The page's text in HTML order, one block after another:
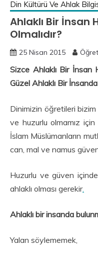
Din Kültürü Ve Ahlak
Ahlaklı Bir İnsan
Olmalıdır?
25 Nisan 2015
Sizce Ahlaklı Bir İnsan
Güzel Ahlaklı Bir
Dinimizin öğretileri
ve huzurlu olmamız için
İslam Müslümanların
can, mal ve namus
Huzurlu ve güven
ahlaklı olması gerekir.
Ahlaklı bir insanda
Yalan söylememek,